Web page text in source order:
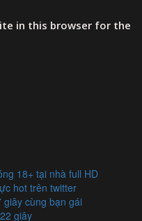
in this browser for the
18+ tại nhà full HD
hot trên twitter
giây cùng bạn gái
giây